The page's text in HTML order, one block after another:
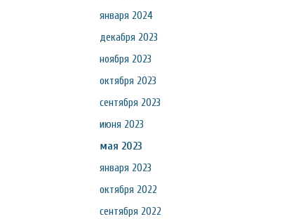
января 2024
декабря 2023
ноября 2023
октября 2023
сентября 2023
июня 2023
мая 2023
января 2023
октября 2022
сентября 2022